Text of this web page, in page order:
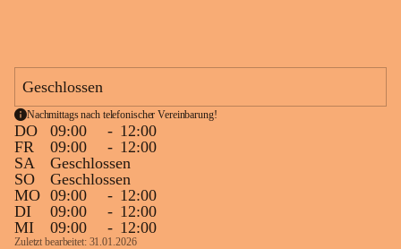
Geschlossen
Nachmittags nach telefonischer Vereinbarung!
DO 09:00 - 12:00
FR
09:00 - 12:00
SA
Geschlossen
SO
Geschlossen
MO 09:00 - 12:00
DI
09:00 - 12:00
MI
09:00 - 12:00
Zuletzt bearbeitet: 31.01.2026